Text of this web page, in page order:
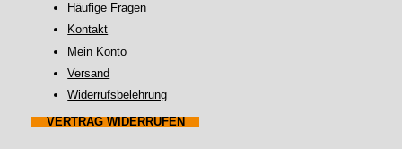
Häufige Fragen
Kontakt
Mein Konto
Versand
Widerrufsbelehrung
VERTRAG WIDERRUFEN